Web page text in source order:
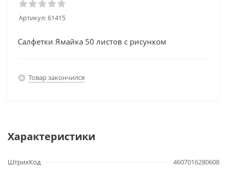
Артикул:61415
Салфетки Ямайка 50 листов с рисунком
Товар закончился
Характеристики
ШтрихКод
4607016280608